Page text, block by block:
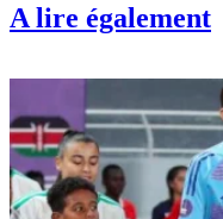
A lire également